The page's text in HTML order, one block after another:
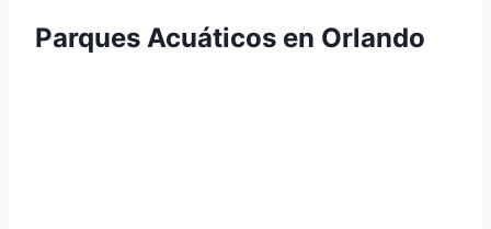
Parques Acuáticos en Orlando